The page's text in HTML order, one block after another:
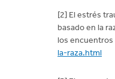
[2] El estrés
basado en la
los encuentros
la-raza.html